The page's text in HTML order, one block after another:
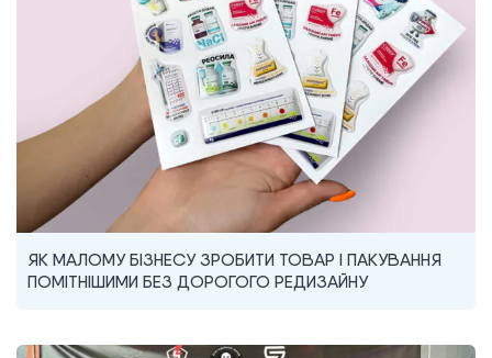
ЯК МАЛОМУ БІЗНЕСУ ЗРОБИТИ ТОВАР І ПАКУВАННЯ
ПОМІТНІШИМИ БЕЗ ДОРОГОГО РЕДИЗАЙНУ